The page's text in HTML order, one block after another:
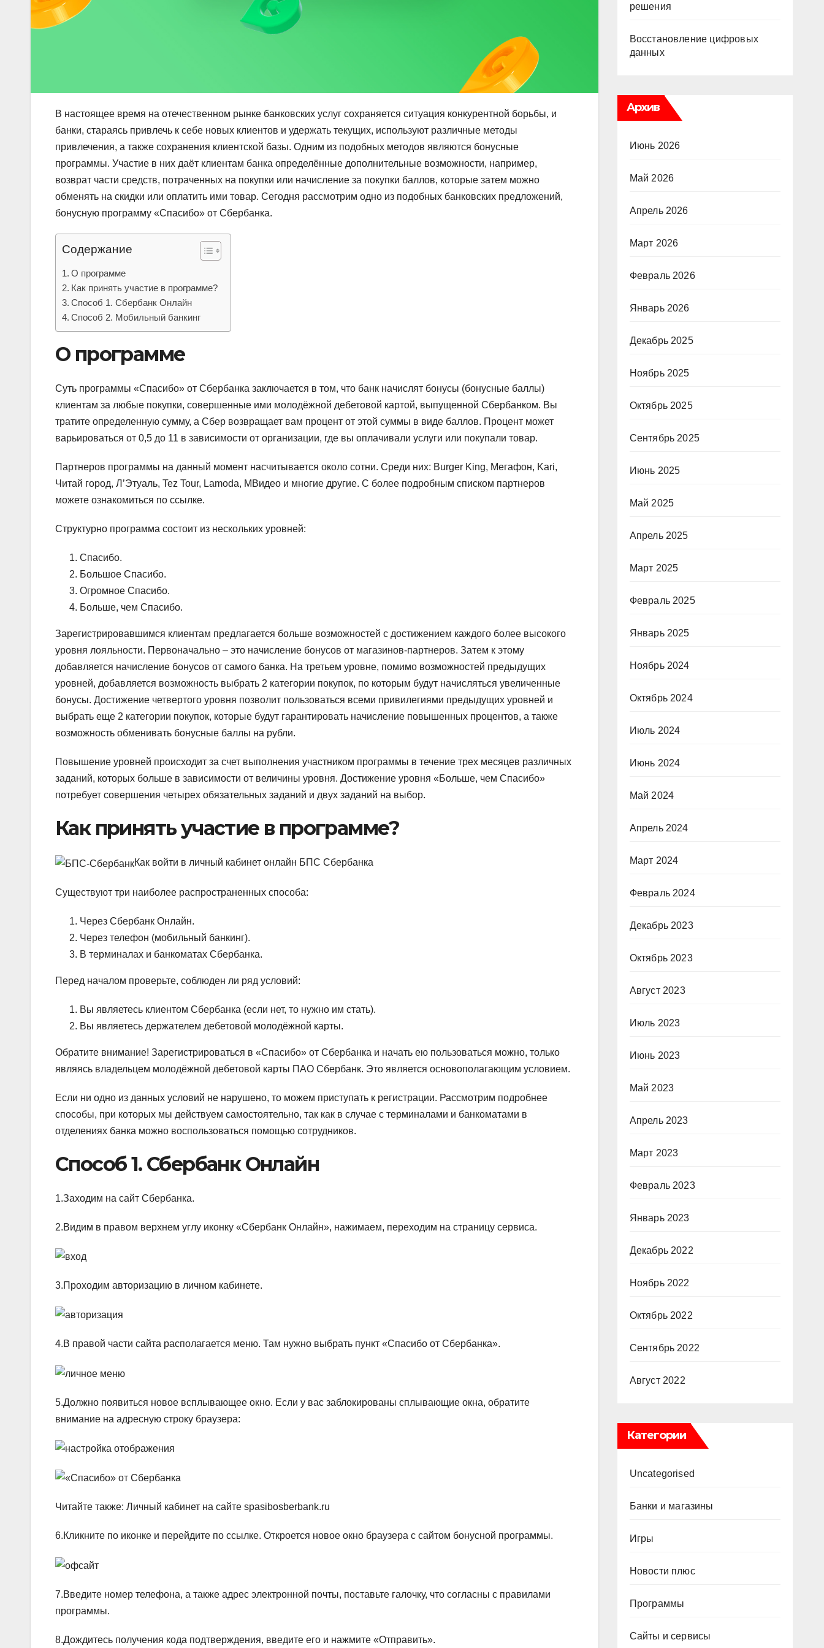
В настоящее время на отечественном рынке банковских услуг сохраняется ситуация конкурентной борьбы, и
банки, стараясь привлечь к себе новых клиентов и удержать текущих, используют различные методы
привлечения, а также сохранения клиентской базы. Одним из подобных методов являются бонусные
программы. Участие в них даёт клиентам банка определённые дополнительные возможности, например,
возврат части средств, потраченных на покупки или начисление за покупки баллов, которые затем можно
обменять на скидки или оплатить ими товар. Сегодня рассмотрим одно из подобных банковских предложений,
бонусную программу «Спасибо» от Сбербанка.
Содержание
О программе
Как принять участие в программе?
Способ 1. Сбербанк Онлайн
Способ 2. Мобильный банкинг
О программе
Суть программы «Спасибо» от Сбербанка заключается в том, что банк начислят бонусы (бонусные баллы)
клиентам за любые покупки, совершенные ими молодёжной дебетовой картой, выпущенной Сбербанком. Вы
тратите определенную сумму, а Сбер возвращает вам процент от этой суммы в виде баллов. Процент может
варьироваться от 0,5 до 11 в зависимости от организации, где вы оплачивали услуги или покупали товар.
Партнеров программы на данный момент насчитывается около сотни. Среди них: Burger King, Мегафон, Kari,
Читай город, Л’Этуаль, Tez Tour, Lamoda, МВидео и многие другие. С более подробным списком партнеров
можете ознакомиться по ссылке.
Структурно программа состоит из нескольких уровней:
Спасибо.
Большое Спасибо.
Огромное Спасибо.
Больше, чем Спасибо.
Зарегистрировавшимся клиентам предлагается больше возможностей с достижением каждого более высокого
уровня лояльности. Первоначально – это начисление бонусов от магазинов-партнеров. Затем к этому
добавляется начисление бонусов от самого банка. На третьем уровне, помимо возможностей предыдущих
уровней, добавляется возможность выбрать 2 категории покупок, по которым будут начисляться увеличенные
бонусы. Достижение четвертого уровня позволит пользоваться всеми привилегиями предыдущих уровней и
выбрать еще 2 категории покупок, которые будут гарантировать начисление повышенных процентов, а также
возможность обменивать бонусные баллы на рубли.
Повышение уровней происходит за счет выполнения участником программы в течение трех месяцев различных
заданий, которых больше в зависимости от величины уровня. Достижение уровня «Больше, чем Спасибо»
потребует совершения четырех обязательных заданий и двух заданий на выбор.
Как принять участие в программе?
Как войти в личный кабинет онлайн БПС Сбербанка
Существуют три наиболее распространенных способа:
Через Сбербанк Онлайн.
Через телефон (мобильный банкинг).
В терминалах и банкоматах Сбербанка.
Перед началом проверьте, соблюден ли ряд условий:
Вы являетесь клиентом Сбербанка (если нет, то нужно им стать).
Вы являетесь держателем дебетовой молодёжной карты.
Обратите внимание! Зарегистрироваться в «Спасибо» от Сбербанка и начать ею пользоваться можно, только
являясь владельцем молодёжной дебетовой карты ПАО Сбербанк. Это является основополагающим условием.
Если ни одно из данных условий не нарушено, то можем приступать к регистрации. Рассмотрим подробнее
способы, при которых мы действуем самостоятельно, так как в случае с терминалами и банкоматами в
отделениях банка можно воспользоваться помощью сотрудников.
Способ 1. Сбербанк Онлайн
1.Заходим на сайт Сбербанка.
2.Видим в правом верхнем углу иконку «Сбербанк Онлайн», нажимаем, переходим на страницу сервиса.
3.Проходим авторизацию в личном кабинете.
4.В правой части сайта располагается меню. Там нужно выбрать пункт «Спасибо от Сбербанка».
5.Должно появиться новое всплывающее окно. Если у вас заблокированы сплывающие окна, обратите
внимание на адресную строку браузера:
Читайте также: Личный кабинет на сайте spasibosberbank.ru
6.Кликните по иконке и перейдите по ссылке. Откроется новое окно браузера с сайтом бонусной программы.
7.Введите номер телефона, а также адрес электронной почты, поставьте галочку, что согласны с правилами
программы.
8.Дождитесь получения кода подтверждения, введите его и нажмите «Отправить».
решения
Восстановление цифровых
данных
Архив
Июнь 2026
Май 2026
Апрель 2026
Март 2026
Февраль 2026
Январь 2026
Декабрь 2025
Ноябрь 2025
Октябрь 2025
Сентябрь 2025
Июнь 2025
Май 2025
Апрель 2025
Март 2025
Февраль 2025
Январь 2025
Ноябрь 2024
Октябрь 2024
Июль 2024
Июнь 2024
Май 2024
Апрель 2024
Март 2024
Февраль 2024
Декабрь 2023
Октябрь 2023
Август 2023
Июль 2023
Июнь 2023
Май 2023
Апрель 2023
Март 2023
Февраль 2023
Январь 2023
Декабрь 2022
Ноябрь 2022
Октябрь 2022
Сентябрь 2022
Август 2022
Категории
Uncategorised
Банки и магазины
Игры
Новости плюс
Программы
Сайты и сервисы